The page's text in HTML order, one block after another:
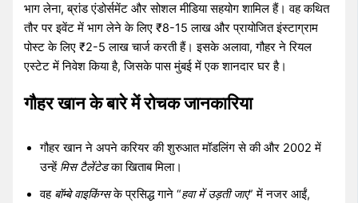
भाग लेना, ब्रांड एंडोर्समेंट और सोशल मीडिया सहयोग शामिल हैं। वह कथित
तौर पर इवेंट में भाग लेने के लिए ₹8-15 लाख और प्रायोजित इंस्टाग्राम
पोस्ट के लिए ₹2-5 लाख चार्ज करती हैं। इसके अलावा, गौहर ने रियल
एस्टेट में निवेश किया है, जिसके पास मुंबई में एक शानदार घर है।
गौहर खान के बारे में रोचक जानकारिया
गौहर खान ने अपने करियर की शुरुआत मॉडलिंग से की और 2002 में
उन्हें मिस टैलेंटेडका खिताब मिला।
वह बॉम्बे वाइकिंग्सके प्रसिद्ध गाने “हवा में उड़ती जाए” में नजर आईं,